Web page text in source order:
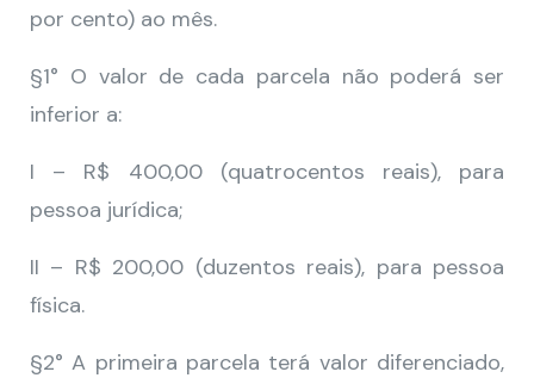
por cento) ao mês.
§1° O valor de cada parcela não poderá ser
inferior a:
I – R$ 400,00 (quatrocentos reais), para
pessoa jurídica;
II – R$ 200,00 (duzentos reais), para pessoa
física.
§2° A primeira parcela terá valor diferenciado,